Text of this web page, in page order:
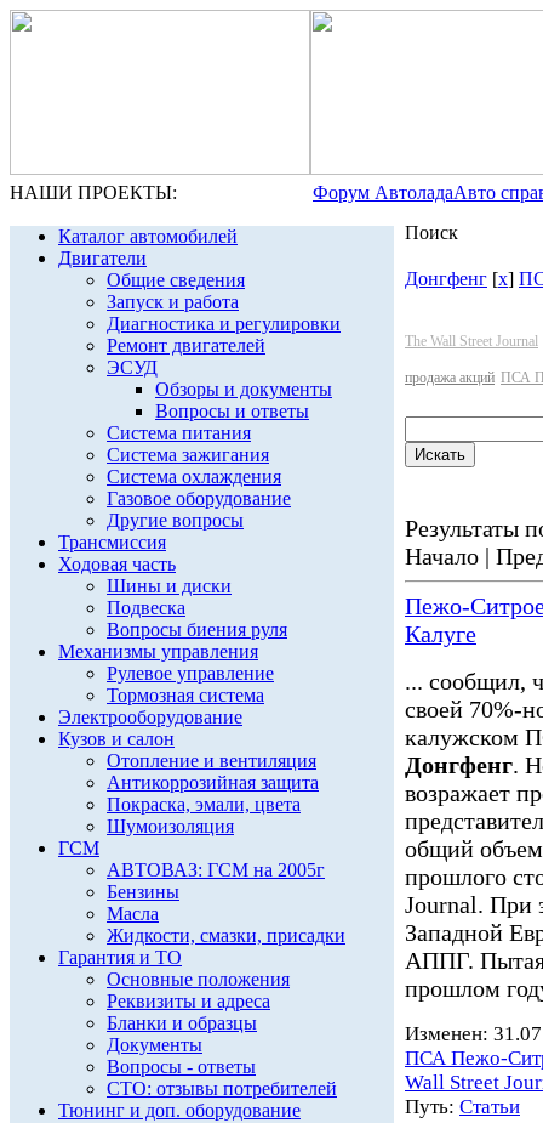
НАШИ ПРОЕКТЫ: Форум АвтоладаАвто
Каталог автомобилей
Двигатели
Общие сведения
Запуск и работа
Диагностика и регулировки
Ремонт двигателей
ЭСУД
Обзоры и документы
Вопросы и ответы
Система питания
Система зажигания
Система охлаждения
Газовое оборудование
Другие вопросы
Трансмиссия
Ходовая часть
Шины и диски
Подвеска
Вопросы биения руля
Механизмы управления
Рулевое управление
Тормозная система
Электрооборудование
Кузов и салон
Отопление и вентиляция
Антикоррозийная защита
Покраска, эмали, цвета
Шумоизоляция
ГСМ
АВТОВАЗ: ГСМ на 2005г
Бензины
Масла
Жидкости, смазки, присадки
Гарантия и ТО
Основные положения
Реквизиты и адреса
Бланки и образцы
Документы
Вопросы - ответы
СТО: отзывы потребителей
Тюнинг и доп. оборудование
Поиск
Донгфенг [x]
The Wall Street Journal
продажа акций ПСА
Результаты
Начало |
Пежо-
Калуге
... сообщил,
своей 70%-
калужском
Донгфенг.
возражает
общий объем
прошлого
Journal. При
Западной
АППГ.
прошлом
Изменен:
ПСА Пежо-
Wall Street
Путь: Статьи